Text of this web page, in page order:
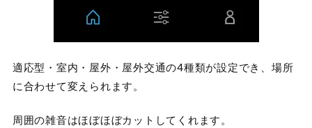
適応型・室内・屋外・屋外交通の4種類が設定でき、場所
に合わせて変えられます。
周囲の雑音はほぼほぼカットしてくれます。